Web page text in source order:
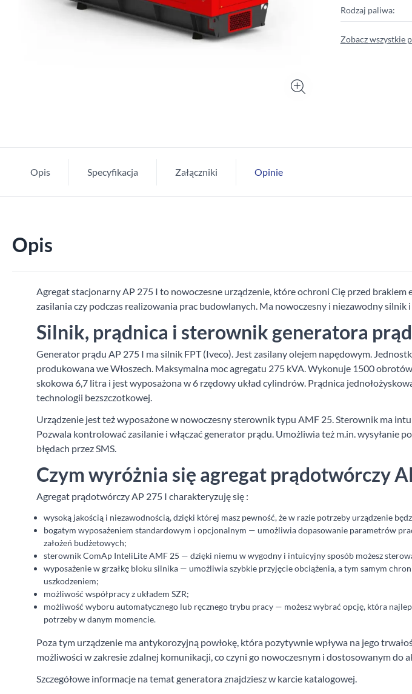
Rodzaj paliwa:
Zobacz wszystkie
Opis Specyfikacja Załączniki Opinie
Opis
Agregat stacjonarny AP 275 I to nowoczesne urządzenie, które ochroni Cię przed brakiem
zasilania czy podczas realizowania prac budowlanych. Ma nowoczesny i niezawodny silnik
Silnik, prądnica i sterownik generatora
Generator prądu AP 275 I ma silnik FPT (Iveco). Jest zasilany olejem napędowym.
produkowana we Włoszech. Maksymalna moc agregatu 275 kVA. Wykonuje 1500
skokowa 6,7 litra i jest wyposażona w 6 rzędowy układ cylindrów. Prądnica
technologii bezszczotkowej.
Urządzenie jest też wyposażone w nowoczesny sterownik typu AMF 25. Sterownik ma
Pozwala kontrolować zasilanie i włączać generator prądu. Umożliwia też m.in. wysyłanie
błędach przez SMS.
Czym wyróżnia się agregat prądotwórczy
Agregat prądotwórczy AP 275 I charakteryzuję się :
wysoką jakością i niezawodnością, dzięki której masz pewność, że w razie potrzeby urządzenie
bogatym wyposażeniem standardowym i opcjonalnym — umożliwia dopasowanie parametrów
założeń budżetowych;
sterownik ComAp InteliLite AMF 25 — dzięki niemu w wygodny i intuicyjny sposób możesz
wyposażenie w grzałkę bloku silnika — umożliwia szybkie przyjęcie obciążenia, a tym samym
uszkodzeniem;
możliwość współpracy z układem SZR;
możliwość wyboru automatycznego lub ręcznego trybu pracy — możesz wybrać opcję, która
potrzeby w danym momencie.
Poza tym urządzenie ma antykorozyjną powłokę, która pozytywnie wpływa na jego
możliwości w zakresie zdalnej komunikacji, co czyni go nowoczesnym i dostosowanym do
Szczegółowe informacje na temat generatora znajdziesz w karcie katalogowej.